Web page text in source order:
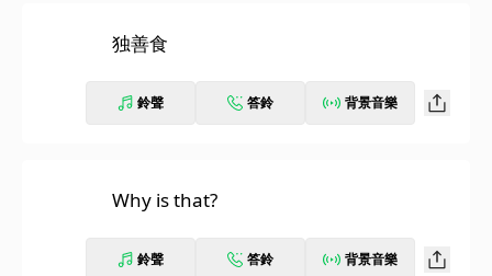
独善食
鈴聲 答鈴 背景音樂
Why is that?
鈴聲 答鈴 背景音樂